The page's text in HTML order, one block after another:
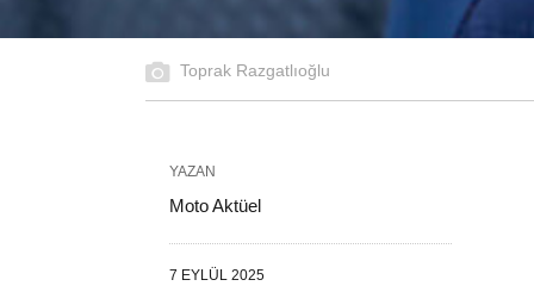
Toprak Razgatlıoğlu
YAZAN
Moto Aktüel
7 EYLÜL 2025